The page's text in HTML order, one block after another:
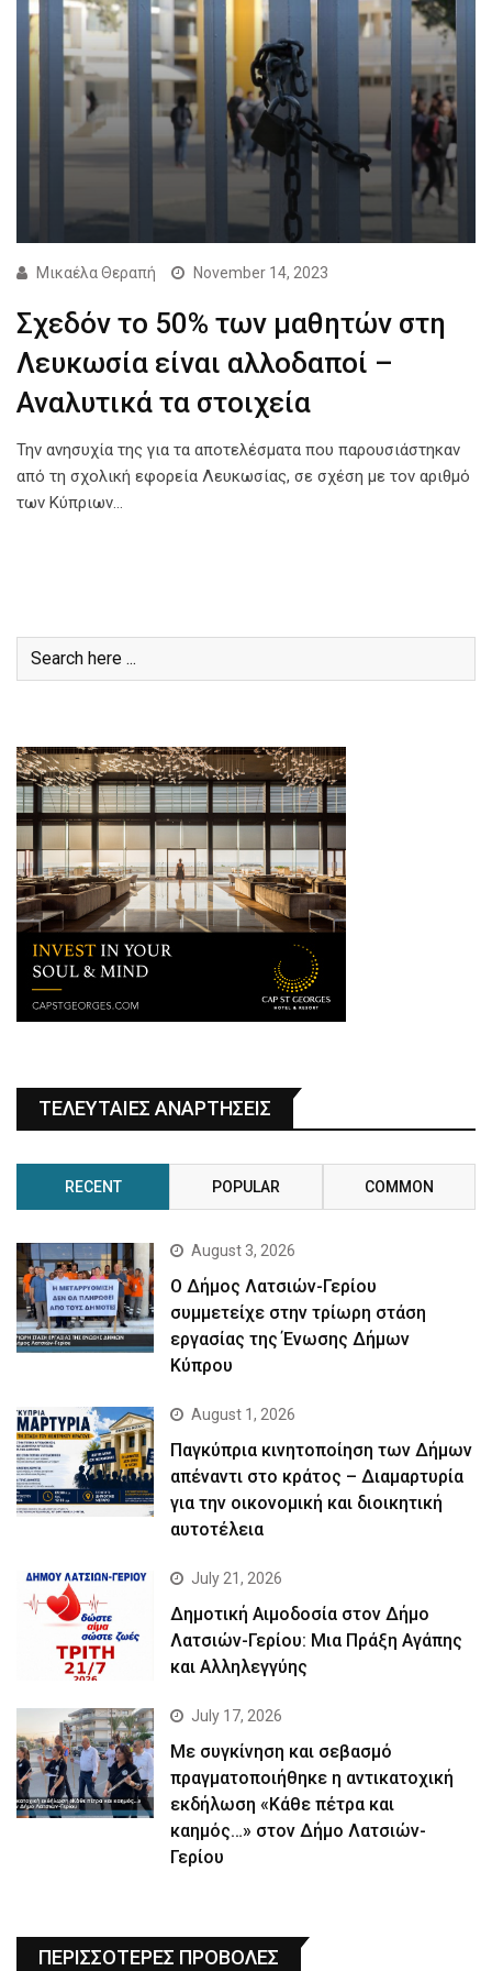
Μικαέλα Θεραπή November 14, 2023
Σχεδόν το 50% των μαθητών στη
Λευκωσία είναι αλλοδαποί –
Αναλυτικά τα στοιχεία
Την ανησυχία της για τα αποτελέσματα που παρουσιάστηκαν
από τη σχολική εφορεία Λευκωσίας, σε σχέση με τον αριθμό
των Κύπριων…
ΤΕΛΕΥΤΑΙΕΣ ΑΝΑΡΤΗΣΕΙΣ
RECENT POPULAR COMMON
August 3, 2026
Ο Δήμος Λατσιών-Γερίου
συμμετείχε στην τρίωρη στάση
εργασίας της Ένωσης Δήμων
Κύπρου
August 1, 2026
Παγκύπρια κινητοποίηση των Δήμων
απέναντι στο κράτος – Διαμαρτυρία
για την οικονομική και διοικητική
αυτοτέλεια
July 21, 2026
Δημοτική Αιμοδοσία στον Δήμο
Λατσιών-Γερίου: Μια Πράξη Αγάπης
και Αλληλεγγύης
July 17, 2026
Με συγκίνηση και σεβασμό
πραγματοποιήθηκε η αντικατοχική
εκδήλωση «Κάθε πέτρα και
καημός…» στον Δήμο Λατσιών-
Γερίου
ΠΕΡΙΣΣΟΤΕΡΕΣ ΠΡΟΒΟΛΕΣ